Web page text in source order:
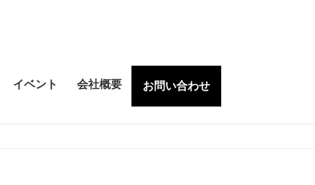
イベント 会社概要 お問い合わせ